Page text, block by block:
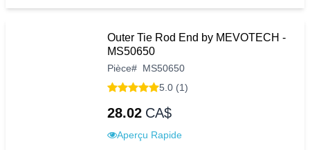
Outer Tie Rod End by MEVOTECH -
MS50650
Pièce# MS50650
5.0 (1)
28.02 CA$
Aperçu Rapide